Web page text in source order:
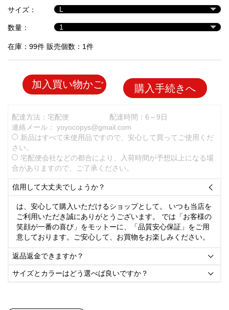
品
サイズ：
数量：
在庫：99件 販売個数：1件
加入買い物かご 購入手続きへ
配達方法：宅配便
配達時間：6～9日
連絡メール： yoyocopys@gmail.com
新品はすべて未使用品ですので、安心して買ってご使用くだ
さい。
宅配便会社などの都合により、入荷時間が予想以上になる場
合がありますので、ご了承ください。
信用して大丈夫でしょうか？ 
は、安心して購入いただけるショップとして。 いつも当店を
ご利用いただき誠にありがとうございます。 では「お客様の
笑顔が一番の喜び」をモットーに、「品質安心保証」をご用
意しております。ご安心して、お買物をお楽しみください。
返品返金できますか？ 
サイズとカラーはどう選べば良いですか？ 